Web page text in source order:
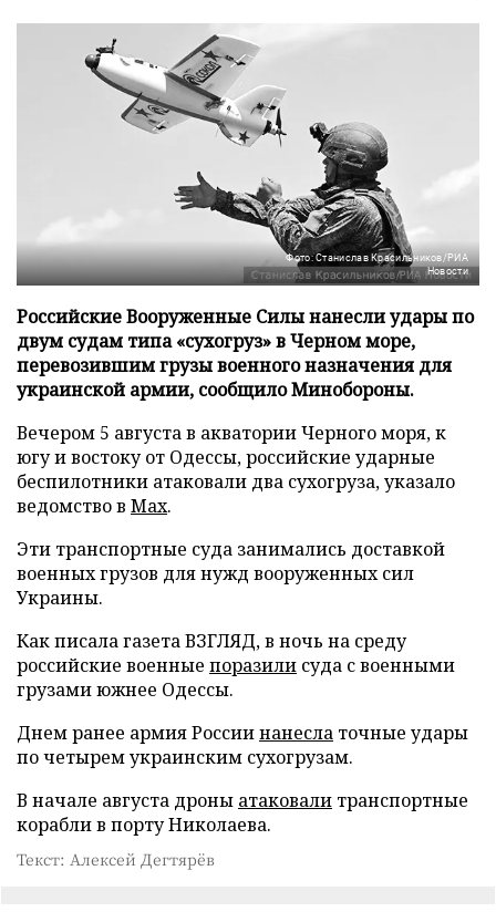
Фото: Станислав Красильников/РИА
Новости
Российские Вооруженные Силы нанесли удары по
двум судам типа «сухогруз» в Черном море,
перевозившим грузы военного назначения для
украинской армии, сообщило Минобороны.
Вечером 5 августа в акватории Черного моря, к
югу и востоку от Одессы, российские ударные
беспилотники атаковали два сухогруза, указало
ведомство в Max.
Эти транспортные суда занимались доставкой
военных грузов для нужд вооруженных сил
Украины.
Как писала газета ВЗГЛЯД, в ночь на среду
российские военные поразили суда с военными
грузами южнее Одессы.
Днем ранее армия Россиинанесла точные удары
по четырем украинским сухогрузам.
В начале августа дроны атаковали транспортные
корабли в порту Николаева.
Текст: Алексей Дегтярёв